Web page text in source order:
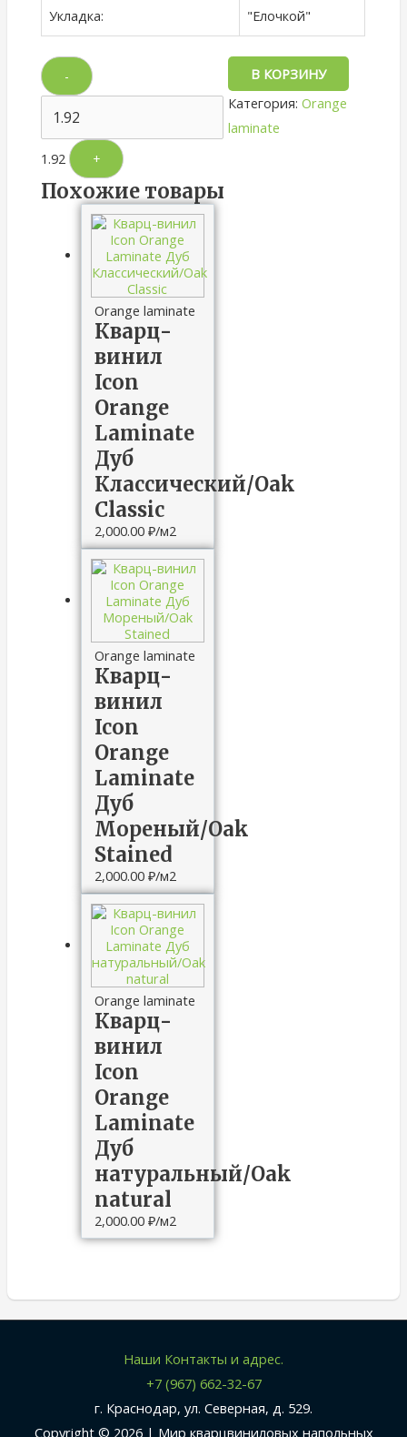
Укладка: "Елочкой"
-
1.92 +
В КОРЗИНУ
Категория:Orange
laminate
Похожие товары
Orange laminate
Кварц-
винил
Icon
Orange
Laminate
Дуб
Классический/Oak
Сlassic
2,000.00₽/м2
Orange laminate
Кварц-
винил
Icon
Orange
Laminate
Дуб
Мореный/Oak
Stained
2,000.00₽/м2
Orange laminate
Кварц-
винил
Icon
Orange
Laminate
Дуб
натуральный/Oak
natural
2,000.00₽/м2
Наши Контакты и адрес.
+7 (967) 662-32-67
г. Краснодар, ул. Северная, д. 529.
Copyright © 2026 | Мир кварцвиниловых напольных